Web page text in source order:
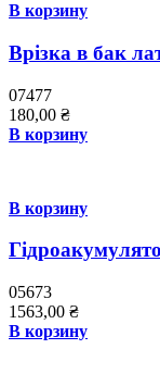
В корзину
Врізка в бак
07477
180,00 ₴
В корзину
В корзину
05673
1563,00 ₴
В корзину